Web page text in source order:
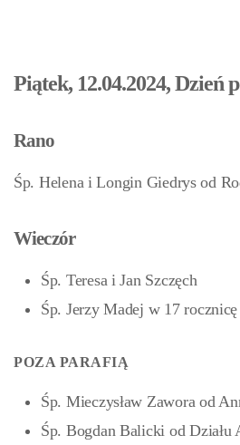
Piątek, 12.04.2024, Dzień
Rano
Śp. Helena i Longin Giedrys od
Wieczór
Śp. Teresa i Jan Szczęch
Śp. Jerzy Madej w 17
POZA PARAFIĄ
Śp. Mieczysław Zawora od
Śp. Bogdan Balicki od Działu